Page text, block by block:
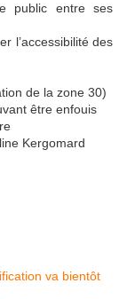
public entre ses
l’accessibilité des
de la zone 30)
être enfouis
Kergomard